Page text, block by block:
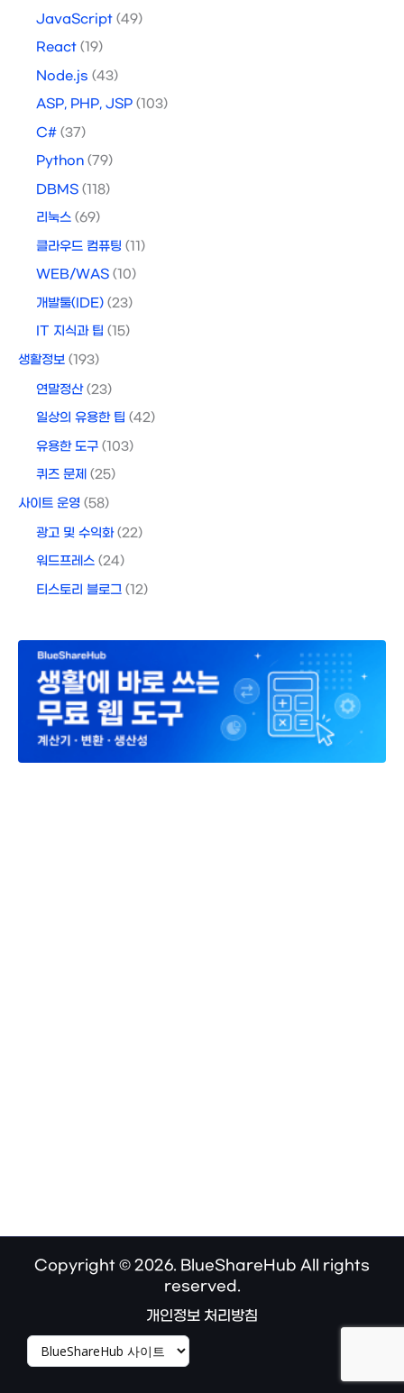
JavaScript (49)
React (19)
Node.js (43)
ASP, PHP, JSP (103)
C# (37)
Python (79)
DBMS (118)
리눅스 (69)
클라우드 컴퓨팅 (11)
WEB/WAS (10)
개발툴(IDE) (23)
IT 지식과 팁 (15)
생활정보 (193)
연말정산(23)
일상의 유용한 팁 (42)
유용한 도구 (103)
퀴즈 문제 (25)
사이트 운영 (58)
광고 및 수익화(22)
워드프레스 (24)
티스토리 블로그 (12)
Copyright © 2026. BlueShareHub All rights
reserved.
개인정보 처리방침